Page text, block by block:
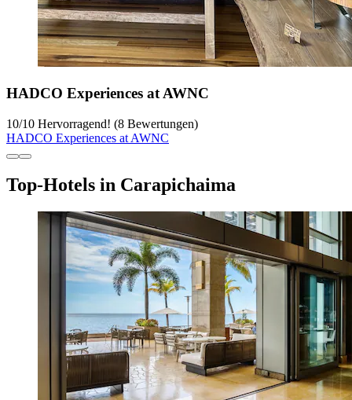
HADCO Experiences at AWNC
10/10 Hervorragend! (8 Bewertungen)
HADCO Experiences at AWNC
Top-Hotels in Carapichaima